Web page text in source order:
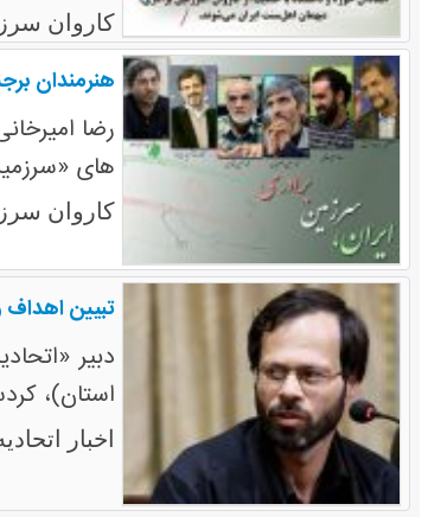
کاروان
هنرمندان
رضا
های
کاروان
تبیین اهداف
دبیر
استان)،
اخبار